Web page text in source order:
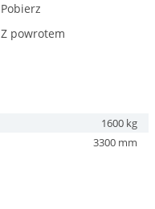
Pobierz
Z powrotem
1600 kg
3300 mm